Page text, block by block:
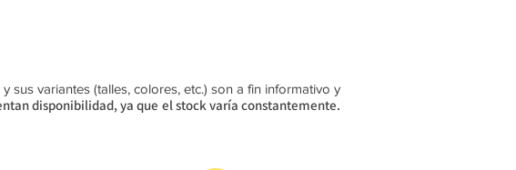
sus variantes (talles, colores, etc.) son a fin informativo y
disponibilidad, ya que el stock varía constantemente.